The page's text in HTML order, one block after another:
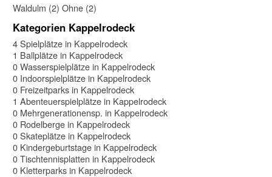
Waldulm (2) Ohne (2)
Kategorien Kappelrodeck
4 Spielplätze in Kappelrodeck
1 Ballplätze in Kappelrodeck
0 Wasserspielplätze in Kappelrodeck
0 Indoorspielplätze in Kappelrodeck
0 Freizeitparks in Kappelrodeck
1 Abenteuerspielplätze in Kappelrodeck
0 Mehrgenerationensp. in Kappelrodeck
0 Rodelberge in Kappelrodeck
0 Skateplätze in Kappelrodeck
0 Kindergeburtstage in Kappelrodeck
0 Tischtennisplatten in Kappelrodeck
0 Kletterparks in Kappelrodeck